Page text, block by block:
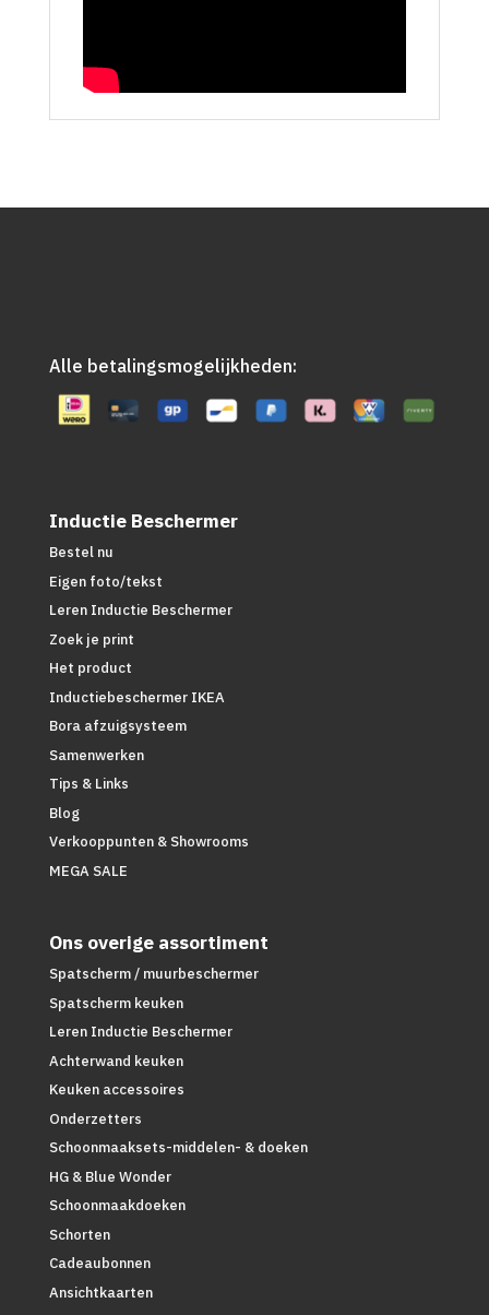
Alle betalingsmogelijkheden:
Inductie Beschermer
Bestel nu
Eigen foto/tekst
Leren Inductie Beschermer
Zoek je print
Het product
Inductiebeschermer IKEA
Bora afzuigsysteem
Samenwerken
Tips & Links
Blog
Verkooppunten & Showrooms
MEGA SALE
Ons overige assortiment
Spatscherm / muurbeschermer
Spatscherm keuken
Leren Inductie Beschermer
Achterwand keuken
Keuken accessoires
Onderzetters
Schoonmaaksets-middelen- & doeken
HG & Blue Wonder
Schoonmaakdoeken
Schorten
Cadeaubonnen
Ansichtkaarten